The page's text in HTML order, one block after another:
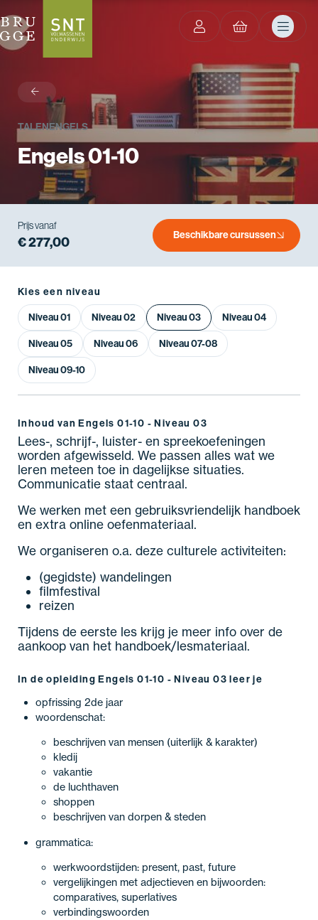
Prijs vanaf
€ 277,00 Beschikbare cursussen
terug
TALENENGELS
Engels 01-10
Kies een niveau
Niveau 01 Niveau 02 Niveau 03 Niveau 04
Niveau 05 Niveau 06 Niveau 07-08
Niveau 09-10
Inhoud van Engels 01-10 - Niveau 03
Lees-, schrijf-, luister- en spreekoefeningen
worden afgewisseld. We passen alles wat we
leren meteen toe in dagelijkse situaties.
Communicatie staat centraal.
We werken met een gebruiksvriendelijk handboek
en extra online oefenmateriaal.
We organiseren o.a. deze culturele activiteiten:
(gegidste) wandelingen
filmfestival
reizen
Tijdens de eerste les krijg je meer info over de
aankoop van het handboek/lesmateriaal.
In de opleiding Engels 01-10 - Niveau 03 leer je
opfrissing 2de jaar
woordenschat:
beschrijven van mensen (uiterlijk & karakter)
kledij
vakantie
de luchthaven
shoppen
beschrijven van dorpen & steden
grammatica:
werkwoordstijden: present, past, future
vergelijkingen met adjectieven en bijwoorden:
comparatives, superlatives
verbindingswoorden